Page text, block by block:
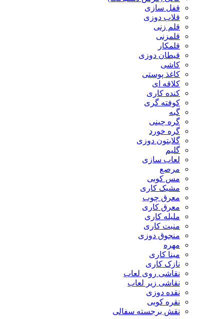
قفل سازی
قلاب دوزی
قلم زنی
قلمزنی
قلمکار
قیطان دوزی
کاشی
کاغذ پوستی
کلاقه ای
کنده کاری
کوفته گری
گبه
گره چینی
گره خورد
گلابتون دوزی
گلیم
لعاب سازی
مرصع
مس کوبی
مشبک کاری
معرق چوب
معرق کاری
مليله کاری
منبت کاری
منجوق دوزی
مهره
مینا کاری
نازک کاری
نقاشی روی لعاب
نقاشی زیر لعاب
نقده دوزی
نقره کوبی
نقش برجسته سفالی